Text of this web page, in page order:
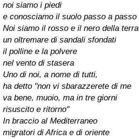
noi siamo i piedi
e conosciamo il suolo passo a passo
Noi siamo il rosso e il nero della terra
un oltremare di sandali sfondati
il polline e la polvere
nel vento di stasera
Uno di noi, a nome di tutti,
ha detto "non vi sbarazzerete di me
va bene, muoio, ma in tre giorni
risuscito e ritorno"
In braccio al Mediterraneo
migratori di Africa e di oriente